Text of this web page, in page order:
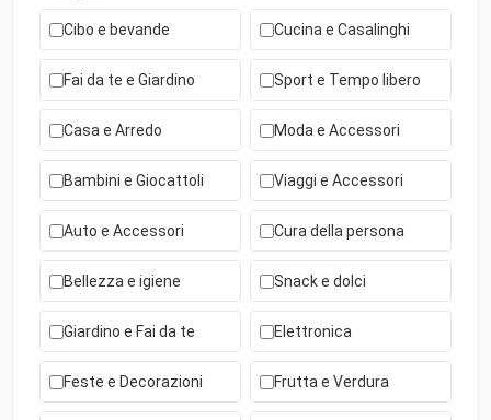
Cibo e bevande Cucina e Casalinghi
Fai da te e Giardino Sport e Tempo libero
Casa e Arredo Moda e Accessori
Bambini e Giocattoli Viaggi e Accessori
Auto e Accessori Cura della persona
Bellezza e igiene Snack e dolci
Giardino e Fai da te Elettronica
Feste e Decorazioni Frutta e Verdura